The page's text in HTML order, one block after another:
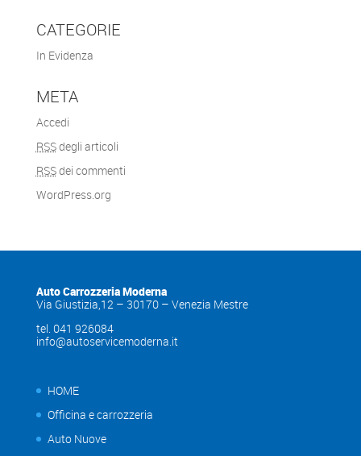
CATEGORIE
In Evidenza
META
Accedi
RSSdegli articoli
RSSdei commenti
WordPress.org
Auto Carrozzeria Moderna
Via Giustizia,12 – 30170 – Venezia Mestre
tel. 041 926084
info@autoservicemoderna.it
HOME
Officina e carrozzeria
Auto Nuove